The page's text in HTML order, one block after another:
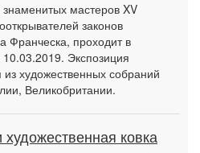
мастеров XV
законов
Франческа, проходит в
Экспозиция
художественных собраний
Великобритании.
ковка